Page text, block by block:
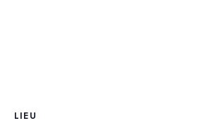
LIEU